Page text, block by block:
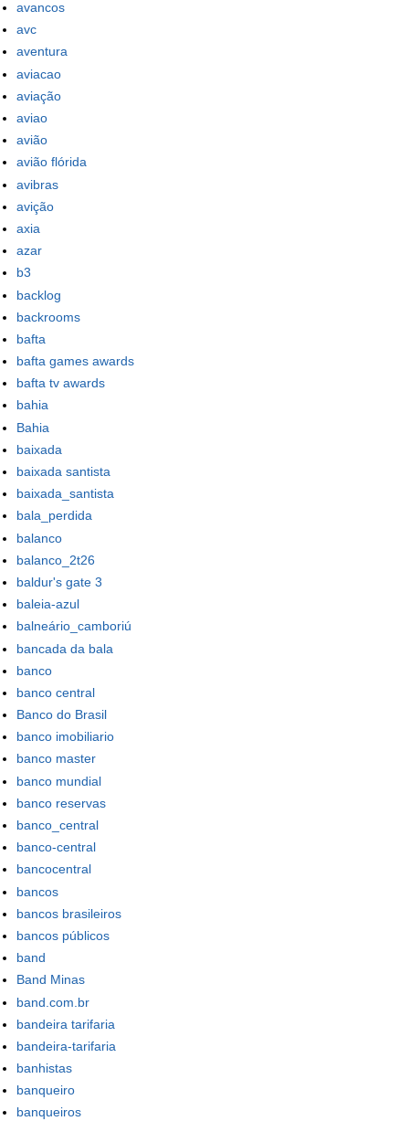
avancos
avc
aventura
aviacao
aviação
aviao
avião
avião flórida
avibras
avição
axia
azar
b3
backlog
backrooms
bafta
bafta games awards
bafta tv awards
bahia
Bahia
baixada
baixada santista
baixada_santista
bala_perdida
balanco
balanco_2t26
baldur's gate 3
baleia-azul
balneário_camboriú
bancada da bala
banco
banco central
Banco do Brasil
banco imobiliario
banco master
banco mundial
banco reservas
banco_central
banco-central
bancocentral
bancos
bancos brasileiros
bancos públicos
band
Band Minas
band.com.br
bandeira tarifaria
bandeira-tarifaria
banhistas
banqueiro
banqueiros